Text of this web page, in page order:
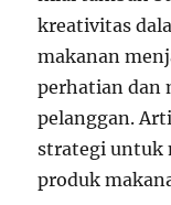
kreativitas
makanan
perhatian dan
pelanggan.
strategi untuk
produk